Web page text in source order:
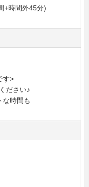
+時間外45分)
す>
ださい♪
な時間も